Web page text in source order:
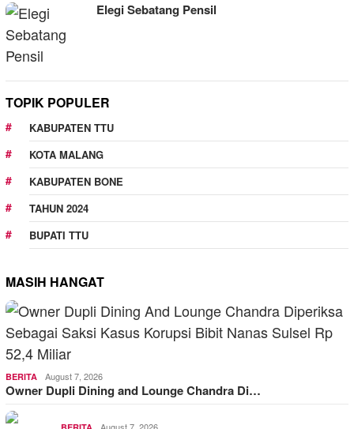
Elegi Sebatang Pensil
TOPIK POPULER
KABUPATEN TTU
KOTA MALANG
KABUPATEN BONE
TAHUN 2024
BUPATI TTU
MASIH HANGAT
BERITA August 7, 2026
Owner Dupli Dining and Lounge Chandra Di…